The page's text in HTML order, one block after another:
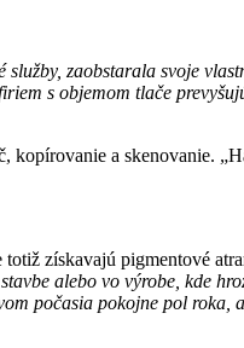
zaobstarala svoje
s objemom tlače
a skenovanie.
získavajú pigmentové
alebo vo výrobe, kde
počasia pokojne pol roka,